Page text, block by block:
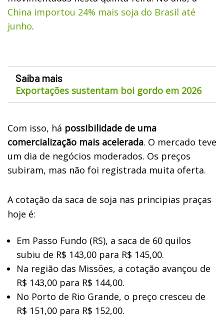
China importou 24% mais soja do Brasil até
junho.
Saiba mais
Exportações sustentam boi gordo em 2026
Com isso, há possibilidade de uma
comercialização mais acelerada. O mercado teve
um dia de negócios moderados. Os preços
subiram, mas não foi registrada muita oferta.
A cotação da saca de soja nas principias praças
hoje é:
Em Passo Fundo (RS), a saca de 60 quilos
subiu de R$ 143,00 para R$ 145,00.
Na região das Missões, a cotação avançou de
R$ 143,00 para R$ 144,00.
No Porto de Rio Grande, o preço cresceu de
R$ 151,00 para R$ 152,00.